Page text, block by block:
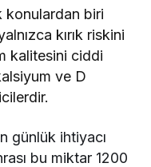
konulardan biri
kırık riskini
kalitesini ciddi
ve D
günlük ihtiyacı
bu miktar 1200